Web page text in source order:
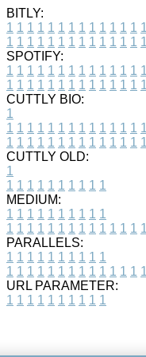
BITLY:
1 1 1 1 1 1 1 1 1 1 1 1 1 1
1 1 1 1 1 1 1 1 1 1 1 1 1 1
SPOTIFY:
1 1 1 1 1 1 1 1 1 1 1 1 1 1
1 1 1 1 1 1 1 1 1 1 1 1 1 1
CUTTLY BIO:
1
1 1 1 1 1 1 1 1 1 1 1 1 1 1
1 1 1 1 1 1 1 1 1 1 1 1 1 1
CUTTLY OLD:
1
1 1 1 1 1 1 1 1 1 1
MEDIUM:
1 1 1 1 1 1 1 1 1 1
1 1 1 1 1 1 1 1 1 1 1 1 1 1
PARALLELS:
1 1 1 1 1 1 1 1 1 1
1 1 1 1 1 1 1 1 1 1 1 1 1 1
URL PARAMETER:
1 1 1 1 1 1 1 1 1 1